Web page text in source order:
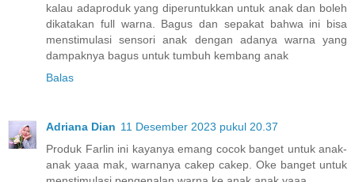
kalau adaproduk yang diperuntukkan untuk anak dan boleh
dikatakan full warna. Bagus dan sepakat bahwa ini bisa
menstimulasi sensori anak dengan adanya warna yang
dampaknya bagus untuk tumbuh kembang anak
Balas
Adriana Dian 11 Desember 2023 pukul 20.37
Produk Farlin ini kayanya emang cocok banget untuk anak-
anak yaaa mak, warnanya cakep cakep. Oke banget untuk